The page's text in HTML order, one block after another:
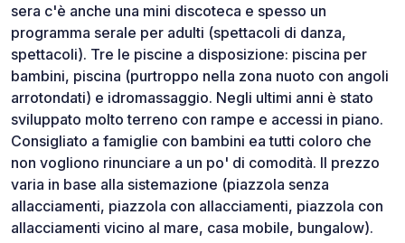
sera c'è anche una mini discoteca e spesso un
programma serale per adulti (spettacoli di danza,
spettacoli). Tre le piscine a disposizione: piscina per
bambini, piscina (purtroppo nella zona nuoto con angoli
arrotondati) e idromassaggio. Negli ultimi anni è stato
sviluppato molto terreno con rampe e accessi in piano.
Consigliato a famiglie con bambini ea tutti coloro che
non vogliono rinunciare a un po' di comodità. Il prezzo
varia in base alla sistemazione (piazzola senza
allacciamenti, piazzola con allacciamenti, piazzola con
allacciamenti vicino al mare, casa mobile, bungalow).